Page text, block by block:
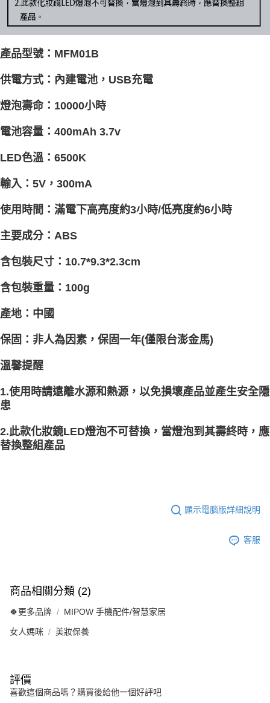
產品型號：MFM01B
供電方式：內建電池，USB充電
燈泡壽命：10000小時
電池容量：400mAh 3.7v
LED色溫：6500K
輸入：5V，300mA
使用時間：滿電下高亮度約3小時/低亮度約6小時
主要成分：ABS
含包裝尺寸：10.7*9.3*2.3cm
含包裝重量：100g
產地：中國
保固：非人為因素，保固一年(僅限台澎金馬)
溫馨提醒
1.使用時請遠離水源和熱源，以免損壞產品並產生安全隱
患
2.此款化妝鏡LED燈泡不可替換，當燈泡到其壽終時，應
替換整組產品
顯示電腦版詳細說明
客服
商品相關分類 (2)
🍀更多品牌 MIPOW 手機配件/智慧家居
女人媽咪 美妝保養
評價
喜歡這個商品嗎？購買後給他一個好評吧